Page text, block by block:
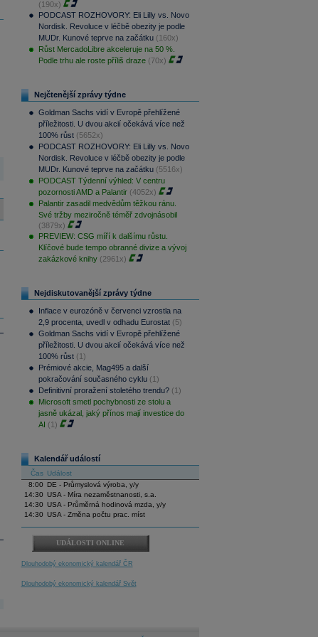
(190x)
PODCAST ROZHOVORY: Eli Lilly vs. Novo
Nordisk. Revoluce v léčbě obezity je podle
MUDr. Kunové teprve na začátku (160x)
Růst MercadoLibre akceleruje na 50 %.
Podle trhu ale roste příliš draze (70x)
Nejčtenější zprávy týdne
Goldman Sachs vidí v Evropě přehlížené
příležitosti. U dvou akcií očekává více než
100% růst (5652x)
PODCAST ROZHOVORY: Eli Lilly vs. Novo
Nordisk. Revoluce v léčbě obezity je podle
MUDr. Kunové teprve na začátku (5516x)
PODCAST Týdenní výhled: V centru
pozornosti AMD a Palantir (4052x)
Palantir zasadil medvědům těžkou ránu.
Své tržby meziročně téměř zdvojnásobil
(3879x)
PREVIEW: CSG míří k dalšímu růstu.
Klíčové bude tempo obranné divize a vývoj
zakázkové knihy (2961x)
Nejdiskutovanější zprávy týdne
Inflace v eurozóně v červenci vzrostla na
2,9 procenta, uvedl v odhadu Eurostat (5)
Goldman Sachs vidí v Evropě přehlížené
příležitosti. U dvou akcií očekává více než
100% růst (1)
Prémiové akcie, Mag495 a další
pokračování současného cyklu (1)
Definitivní proražení stoletého trendu? (1)
Microsoft smetl pochybnosti ze stolu a
jasně ukázal, jaký přínos mají investice do
AI (1)
Kalendář událostí
Čas Událost
8:00
DE - Průmyslová výroba, y/y
14:30 USA - Míra nezaměstnanosti, s.a.
14:30 USA - Průměrná hodinová mzda, y/y
14:30 USA - Změna počtu prac. míst
UDÁLOSTI ONLINE
Dlouhodobý ekonomický kalendář ČR
Dlouhodobý ekonomický kalendář Svět